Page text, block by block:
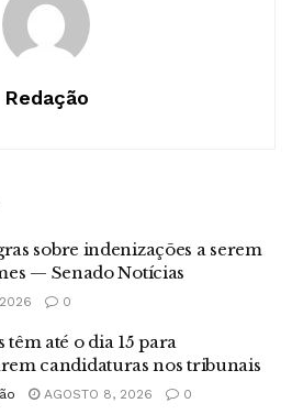
Redação
sobre indenizações a serem
— Senado Notícias
0
têm até o dia 15 para
candidaturas nos tribunais
AGOSTO 8, 2026 0